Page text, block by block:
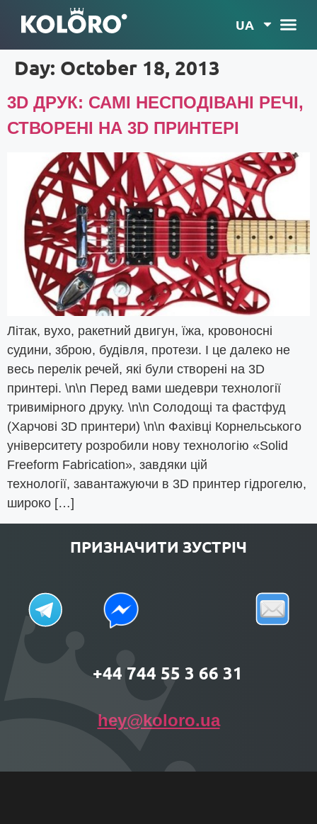
UA
Day: October 18, 2013
3D ДРУК: САМІ НЕСПОДІВАНІ РЕЧІ,
СТВОРЕНІ НА 3D ПРИНТЕРI
Літак, вухо, ракетний двигун, їжа, кровоносні
судини, зброю, будівля, протези. І це далеко не
весь перелік речей, які були створені на 3D
принтері. \n\n Перед вами шедеври технології
тривимірного друку. \n\n Солодощі та фастфуд
(Харчові 3D принтери) \n\n Фахівці Корнельського
університету розробили нову технологію «Solid
Freeform Fabrication», завдяки цій
технології, завантажуючи в 3D принтер гідрогелю,
широко […]
ПРИЗНАЧИТИ ЗУСТРІЧ
+44 744 55 3 66 31
hey@koloro.ua